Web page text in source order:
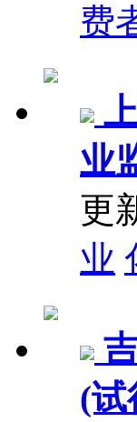
费
业
更
业
(试